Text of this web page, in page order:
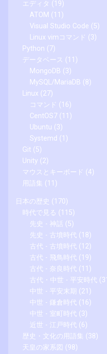
エディタ (19)
ATOM (11)
Visual Studio Code (5)
Linux vimコマンド (3)
Python (7)
データベース (11)
MongoDB (3)
MySQL/MariaDB (8)
Linux (27)
コマンド (16)
CentOS7(11)
Ubuntu (3)
Systemd (1)
Git (5)
Unity (2)
マウスとキーボード (4)
用語集 (11)
日本の歴史 (170)
時代で見る (115)
先史 - 神話 (5)
先史 - 古墳時代 (18)
古代 - 古墳時代 (12)
古代 - 飛鳥時代 (19)
古代 - 奈良時代 (11)
古代・中世 - 平安時代
中世 - 平安末期 (21)
中世 - 鎌倉時代 (16)
中世 - 室町時代 (3)
近世 - 江戸時代 (6)
歴史・文化の用語集 (38)
天皇の家系図 (98)